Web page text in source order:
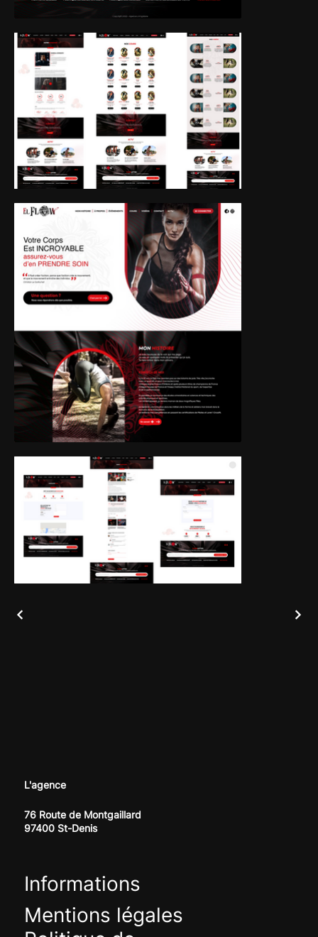
L'agence
76 Route de Montgaillard
97400 St-Denis
Informations
Mentions légales